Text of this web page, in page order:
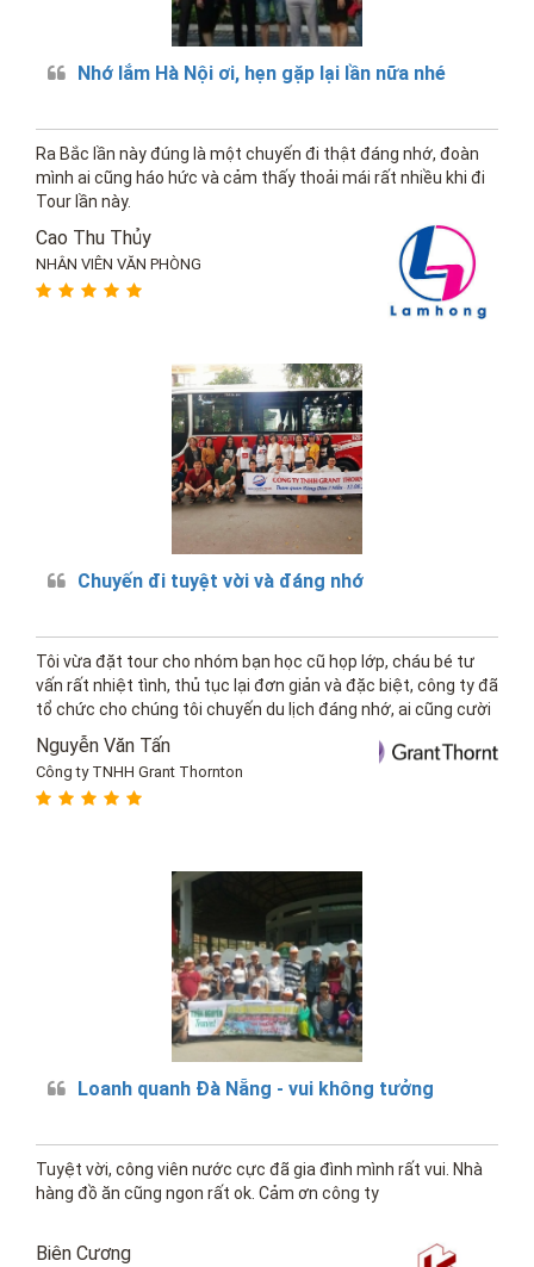
Nhớ lắm Hà Nội ơi, hẹn gặp lại lần nữa nhé
Ra Bắc lần này đúng là một chuyến đi thật đáng nhớ, đoàn
mình ai cũng háo hức và cảm thấy thoải mái rất nhiều khi đi
Tour lần này.
Cao Thu Thủy
NHÂN VIÊN VĂN PHÒNG
Chuyến đi tuyệt vời và đáng nhớ
Tôi vừa đặt tour cho nhóm bạn học cũ họp lớp, cháu bé tư
vấn rất nhiệt tình, thủ tục lại đơn giản và đặc biệt, công ty đã
tổ chức cho chúng tôi chuyến du lịch đáng nhớ, ai cũng cười
vui vẻ, hẹn lần sau đi đà nẵng lại đặt...
Nguyễn Văn Tấn
Công ty TNHH Grant Thornton
Loanh quanh Đà Nẵng - vui không tưởng
Tuyệt vời, công viên nước cực đã gia đình mình rất vui. Nhà
hàng đồ ăn cũng ngon rất ok. Cảm ơn công ty
Biên Cương